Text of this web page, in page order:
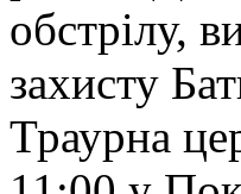
обстрілу,
захисту
Траурна